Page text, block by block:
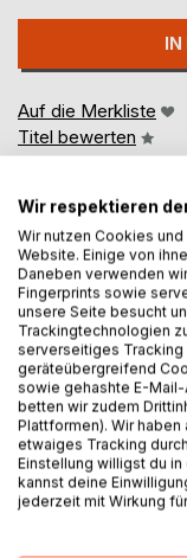
IN
Auf die Merkliste
Titel bewerten
BESCHREIBUNG
Kleine Auswahl an
Anderswelten.
Ein Einblick in die
Zauberwesen.
Bitte nicht
Wir respektieren
Wir nutzen Cookies
Website. Einige von
Daneben verwenden
Fingerprints sowie
unsere Seite besucht
Trackingtechnologien
serverseitiges
geräteübergreifend
sowie gehashte E-
betten wir zudem
Plattformen). Wir
etwaiges Tracking
Einstellung willigst du
kannst deine
jederzeit mit Wirkung